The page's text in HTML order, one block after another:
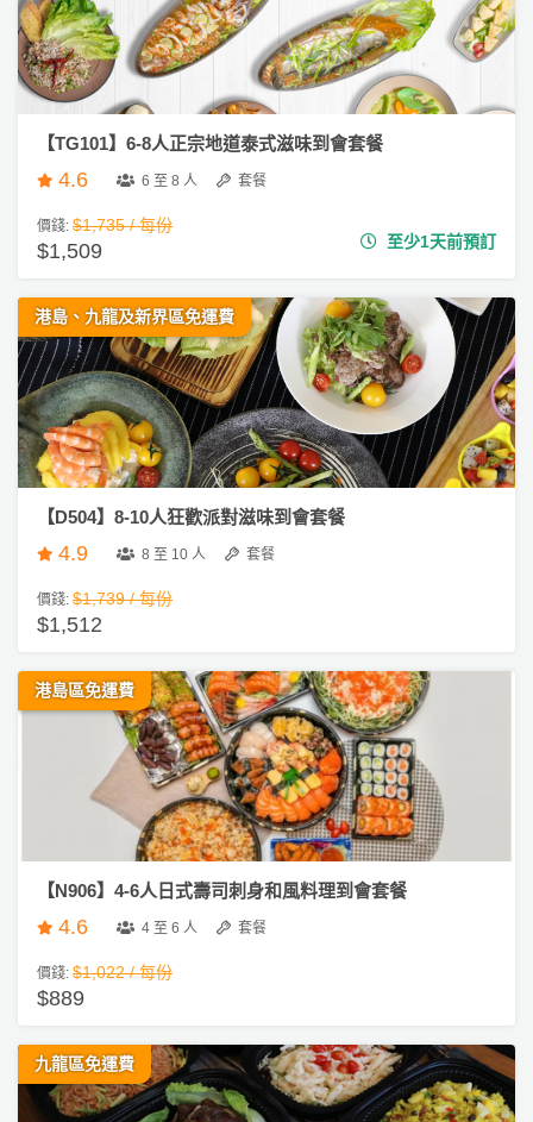
【TG101】6-8人正宗地道泰式滋味到會套餐
4.6 6 至 8 人 套餐
價錢: $1,735 / 每份
$1,509 至少1天前預訂
港島、九龍及新界區免運費
【D504】8-10人狂歡派對滋味到會套餐
4.9 8 至 10 人 套餐
價錢: $1,739 / 每份
$1,512
港島區免運費
【N906】4-6人日式壽司刺身和風料理到會套餐
4.6 4 至 6 人 套餐
價錢: $1,022 / 每份
$889
九龍區免運費